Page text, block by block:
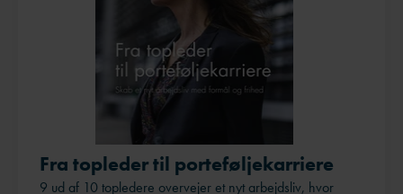
Fra topleder til porteføljekarriere
9 ud af 10 topledere overvejer et nyt arbejdsliv, hvor